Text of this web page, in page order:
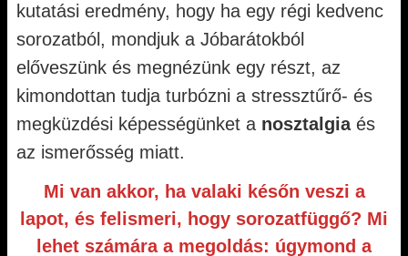
kutatási eredmény, hogy ha egy régi kedvenc
sorozatból, mondjuk a Jóbarátokból
előveszünk és megnézünk egy részt, az
kimondottan tudja turbózni a stressztűrő- és
megküzdési képességünket a nosztalgiaés
az ismerősség miatt.
Mi van akkor, ha valaki későn veszi a
lapot, és felismeri, hogy sorozatfüggő? Mi
lehet számára a megoldás: úgymond a